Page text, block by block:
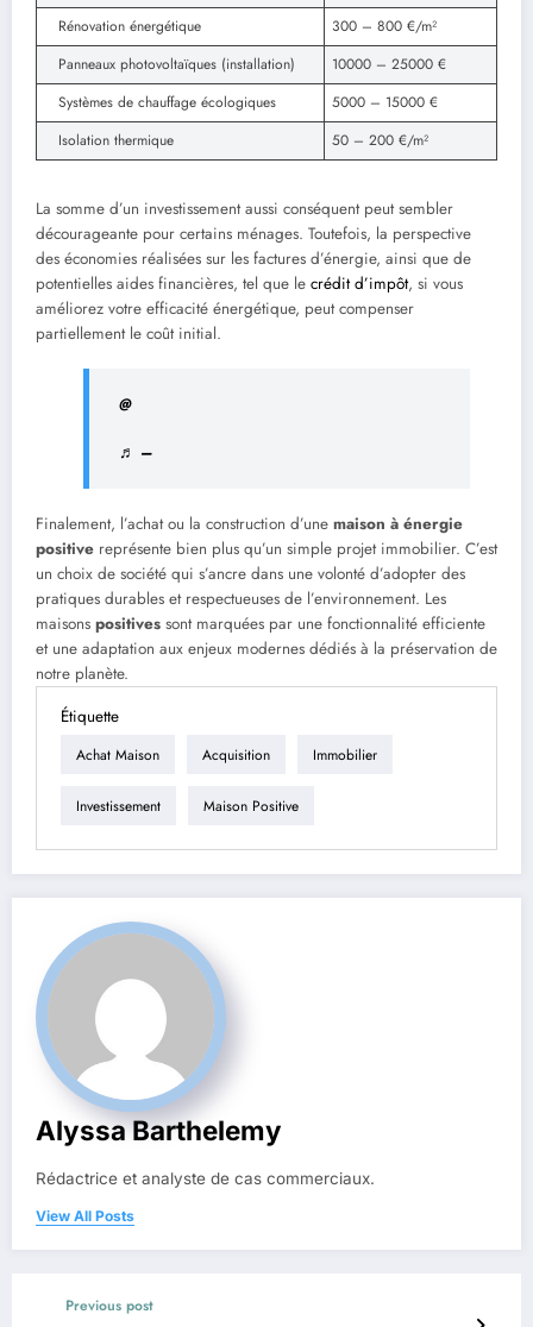
Rénovation énergétique
300 – 800 €/m²
Panneaux photovoltaïques (installation)
10000 – 25000 €
Systèmes de chauffage écologiques
5000 – 15000 €
Isolation thermique
50 – 200 €/m²
La somme d’un investissement aussi conséquent peut sembler
décourageante pour certains ménages. Toutefois, la perspective
des économies réalisées sur les factures d’énergie, ainsi que de
potentielles aides financières, tel que le crédit d’impôt, si vous
améliorez votre efficacité énergétique, peut compenser
partiellement le coût initial.
@
♬ –
Finalement, l’achat ou la construction d’une maison à énergie
positive représente bien plus qu’un simple projet immobilier. C’est
un choix de société qui s’ancre dans une volonté d’adopter des
pratiques durables et respectueuses de l’environnement. Les
maisons positives sont marquées par une fonctionnalité efficiente
et une adaptation aux enjeux modernes dédiés à la préservation de
notre planète.
Étiquette
Achat Maison Acquisition Immobilier
Investissement Maison Positive
Alyssa Barthelemy
Rédactrice et analyste de cas commerciaux.
View All Posts
Previous post